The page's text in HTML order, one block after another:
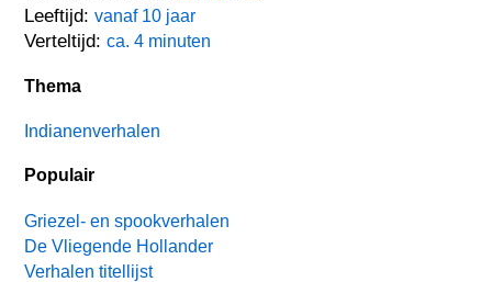
Leeftijd:vanaf 10 jaar
Verteltijd:ca. 4 minuten
Thema
Indianenverhalen
Populair
Griezel- en spookverhalen
De Vliegende Hollander
Verhalen titellijst